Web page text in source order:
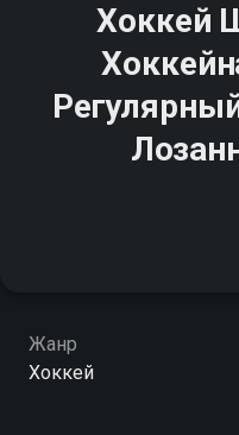
Хоккей
Жанр
Хоккей